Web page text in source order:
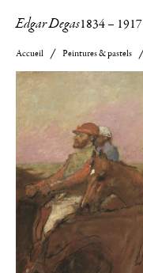
Edgar Degas1834– 1917
Accueil Peintures & pastels